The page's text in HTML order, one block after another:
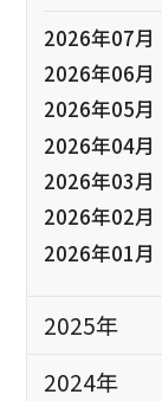
2026年07月
2026年06月
2026年05月
2026年04月
2026年03月
2026年02月
2026年01月
2025年
2024年